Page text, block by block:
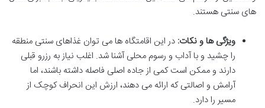
های سنتی هستند.
ویژگی ها و نکات: در این اقامتگاه ها می توان غذاهای سنتی منطقه
را چشید و با آداب و رسوم محلی آشنا شد. اغلب نیاز به رزرو قبلی
دارند و ممکن است کمی از جاده اصلی فاصله داشته باشند، اما
آرامش و اصالتی که ارائه می دهند، ارزش این انحراف کوچک از
مسیر را دارد.